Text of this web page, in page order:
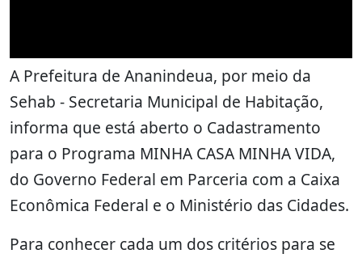
A Prefeitura de Ananindeua, por meio da
Sehab - Secretaria Municipal de Habitação,
informa que está aberto o Cadastramento
para o Programa MINHA CASA MINHA VIDA,
do Governo Federal em Parceria com a Caixa
Econômica Federal e o Ministério das Cidades.
Para conhecer cada um dos critérios para se